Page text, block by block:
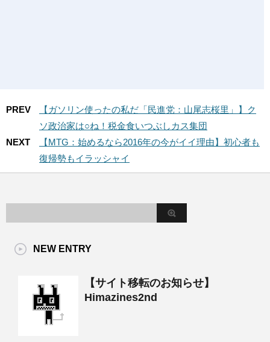
PREV
【ガソリン使ったの私だ「民進党：山尾志桜里」】ク
ソ政治家は○ね！税金食いつぶしカス集団
NEXT
【MTG：始めるなら2016年の今がイイ理由】初心者も
復帰勢もイラッシャイ
NEW ENTRY
【サイト移転のお知らせ】
Himazines2nd